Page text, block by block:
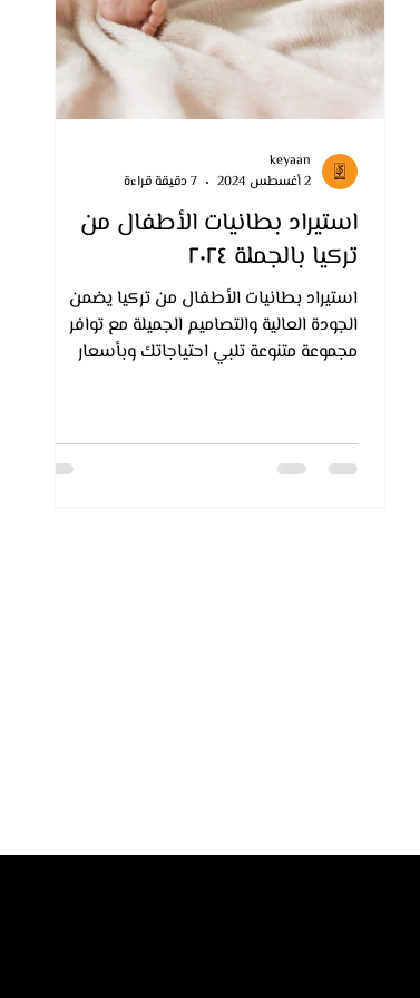
استيراد بطانيات الأطفال من
تركيا بالجملة ٢٠٢٤
استيراد بطانيات الأطفال من تركيا يضمن
الجودة العالية والتصاميم الجميلة مع توافر
مجموعة متنوعة تلبي احتياجاتك وبأسعار
keyaan
2 أغسطس 2024
7 دقيقة قراءة